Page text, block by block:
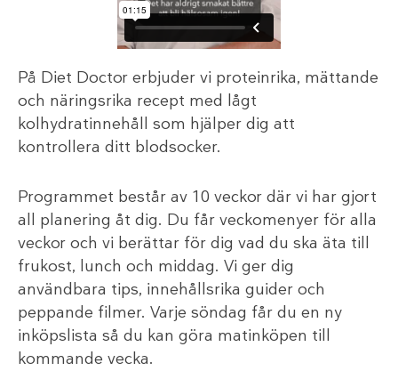
På Diet Doctor erbjuder vi proteinrika, mättande
och näringsrika recept med lågt
kolhydratinnehåll som hjälper dig att
kontrollera ditt blodsocker.
Programmet består av 10 veckor där vi har gjort
all planering åt dig. Du får veckomenyer för alla
veckor och vi berättar för dig vad du ska äta till
frukost, lunch och middag. Vi ger dig
användbara tips, innehållsrika guider och
peppande filmer. Varje söndag får du en ny
inköpslista så du kan göra matinköpen till
kommande vecka.